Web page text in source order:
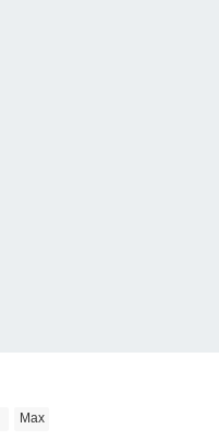
Max